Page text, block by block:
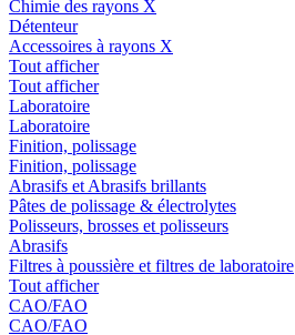
Chimie des rayons X
Détenteur
Accessoires à rayons X
Tout afficher
Tout afficher
Laboratoire
Laboratoire
Finition, polissage
Finition, polissage
Abrasifs et Abrasifs brillants
Pâtes de polissage & électrolytes
Polisseurs, brosses et polisseurs
Abrasifs
Filtres à poussière et filtres de laboratoire
Tout afficher
CAO/FAO
CAO/FAO